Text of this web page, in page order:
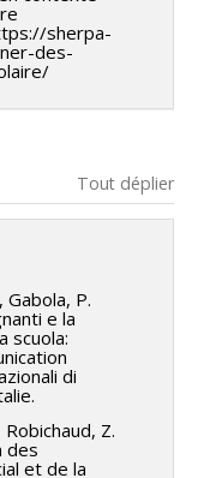
sherpa-
des-
Tout déplier
Gabola, P.
e la
scuola:
di
Z.
des
et de la